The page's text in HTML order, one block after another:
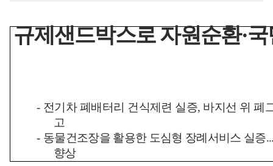
규제샌드박스로 자원순환·
- 전기차 폐배터리 건식제련 실증, 바지선 위 폐
고
- 동물건조장을 활용한 도심형 장례서비스 실증
향상